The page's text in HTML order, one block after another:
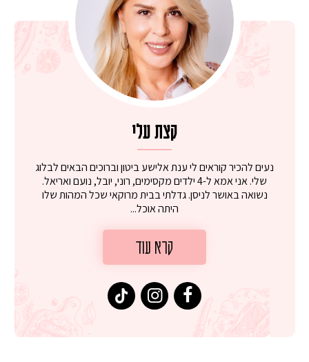
קצת עלי
נעים להכיר קוראים לי ענת אלישע ביטון וברוכים הבאים לבלוג
שלי. אני אמא ל-4 ילדים מקסימים, רוני, יובל, נועם ואריאל.
נשואה באושר לניסן. גדלתי בבית מרוקאי שכל המהות שלו
היתה אוכל...
קרא עוד